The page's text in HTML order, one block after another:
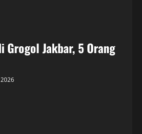
Grogol Jakbar, 5 Orang